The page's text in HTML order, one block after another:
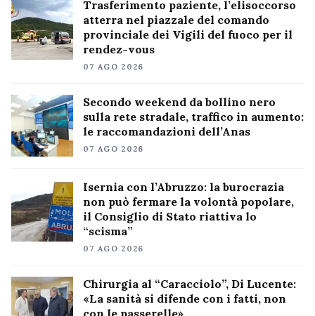
Trasferimento paziente, l’elisoccorso
atterra nel piazzale del comando
provinciale dei Vigili del fuoco per il
rendez-vous
07 AGO 2026
Secondo weekend da bollino nero
sulla rete stradale, traffico in aumento:
le raccomandazioni dell’Anas
07 AGO 2026
Isernia con l’Abruzzo: la burocrazia
non può fermare la volontà popolare,
il Consiglio di Stato riattiva lo
“scisma”
07 AGO 2026
Chirurgia al “Caracciolo”, Di Lucente:
«La sanità si difende con i fatti, non